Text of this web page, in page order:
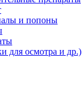
и попоны
для осмотра и др.)